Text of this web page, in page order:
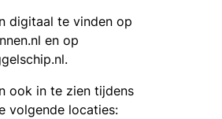
digitaal te vinden op
en op
ook in te zien tijdens
volgende locaties: